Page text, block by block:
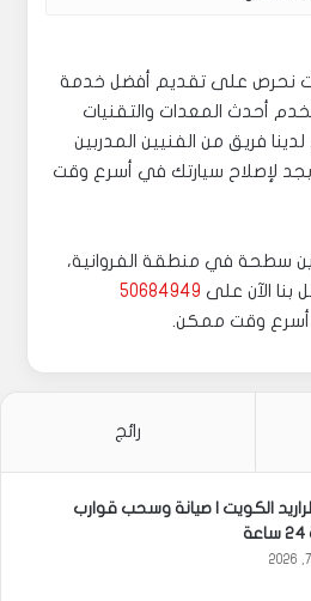
نحرص على تقديم أفضل خدمة
أحدث المعدات والتقنيات
فريق من الفنيين المدربين
بجد لإصلاح سيارتك في أسرع وقت
سطحة في منطقة الفروانية،
بنا الآن على 50684949
أسرع وقت ممكن.
رائج
الكويت | صيانة وسحب قوارب